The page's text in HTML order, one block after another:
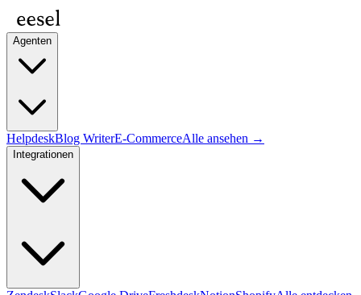
Agenten
HelpdeskBlog WriterE-CommerceAlle ansehen →
Integrationen